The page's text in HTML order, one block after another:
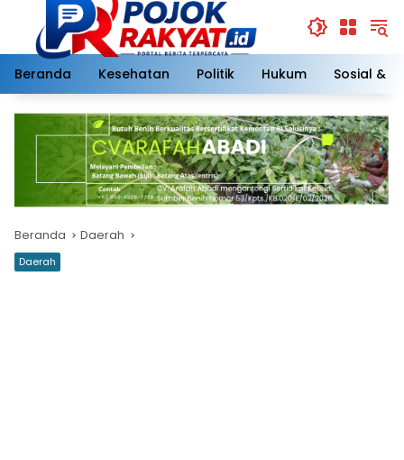
Langsung
konten
Beranda
Kesehatan Politik Hukum Sosial &
Beranda Daerah
Daerah